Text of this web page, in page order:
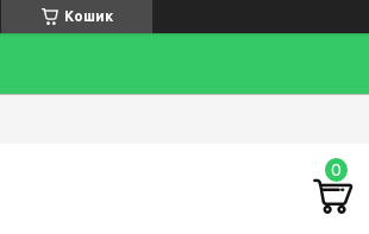
Кошик